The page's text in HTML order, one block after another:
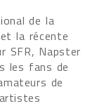
de la
la récente
SFR, Napster
les fans de
de